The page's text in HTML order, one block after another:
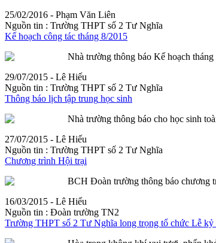
25/02/2016 - Phạm Văn Liên
Nguồn tin : Trường THPT số 2 Tư Nghĩa
Kế hoạch công tác tháng 8/2015
Nhà trường thông báo Kế hoạch
29/07/2015 - Lê Hiếu
Nguồn tin : Trường THPT số 2 Tư Nghĩa
Thông báo lịch tập trung học sinh
Nhà trường thông báo cho học sinh
27/07/2015 - Lê Hiếu
Nguồn tin : Trường THPT số 2 Tư Nghĩa
Chương trình Hội trại
BCH Đoàn trường thông báo chương
16/03/2015 - Lê Hiếu
Nguồn tin : Đoàn trường TN2
Trường THPT số 2 Tư Nghĩa long trọng tổ chức Lễ kỷ